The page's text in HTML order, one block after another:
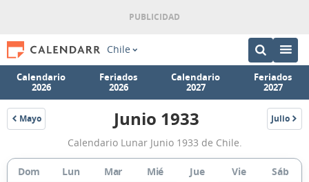
Chile
Calendario
2026
Feriados
2026
Calendario
2027
Feriados
2027
Mayo
1933
Calendario
Lunar
Junio
Junio 1933 Julio
1933
Calendario Lunar Junio 1933 de Chile.
Dom Lun Mar Mié Jue Vie Sáb